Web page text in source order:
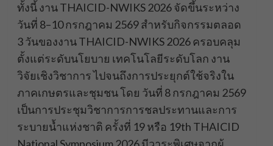
ทั้งนี้ งาน THAICID-NWIKS 2026 จัดขึ้นระหว่าง
วันที่ 8–10 กรกฎาคม 2569 สำหรับกิจกรรมตลอด
3 วันของงาน THAICID-NWIKS 2026 ครอบคลุม
ตั้งแต่ระดับนโยบาย เทคโนโลยีระดับโลก งาน
วิจัยเชิงวิชาการ ไปจนถึงการประยุกต์ใช้จริงใน
ภาคเกษตรและชุมชน โดย วันที่ 8 กรกฎาคม 2569
เป็นการประชุมวิชาการการชลประทานและการ
ระบายน้ำแห่งชาติ ครั้งที่ 19 หรือ 19th THAICID